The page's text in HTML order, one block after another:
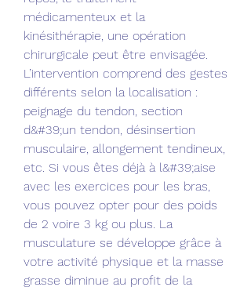
médicamenteux et la
kinésithérapie, une opération
chirurgicale peut être envisagée.
L’intervention comprend des gestes
différents selon la localisation :
peignage du tendon, section
d&#39;un tendon, désinsertion
musculaire, allongement tendineux,
etc. Si vous êtes déjà à l&#39;aise
avec les exercices pour les bras,
vous pouvez opter pour des poids
de 2 voire 3 kg ou plus. La
musculature se développe grâce à
votre activité physique et la masse
grasse diminue au profit de la